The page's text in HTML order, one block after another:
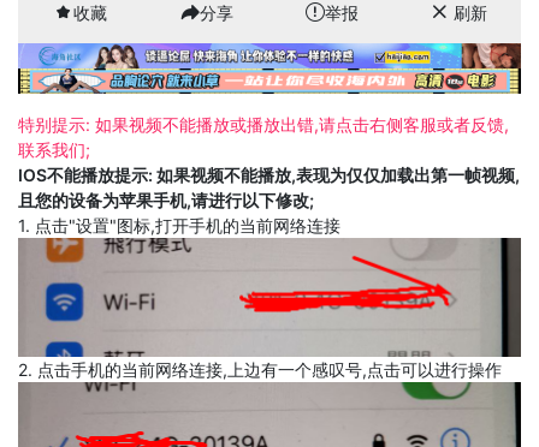
收藏 分享 举报 刷新
特别提示: 如果视频不能播放或播放出错,请点击右侧客服或者反馈,
联系我们;
IOS不能播放提示: 如果视频不能播放,表现为仅仅加载出第一帧视频,
且您的设备为苹果手机,请进行以下修改;
1. 点击"设置"图标,打开手机的当前网络连接
2. 点击手机的当前网络连接,上边有一个感叹号,点击可以进行操作